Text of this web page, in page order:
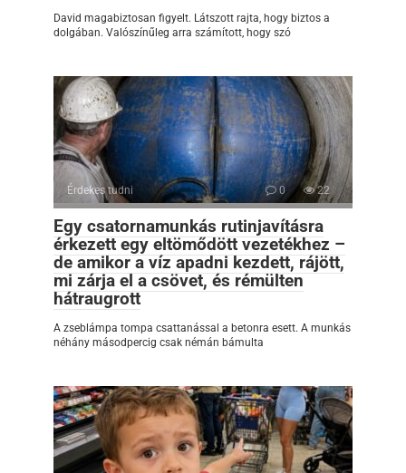
David magabiztosan figyelt. Látszott rajta, hogy biztos a
dolgában. Valószínűleg arra számított, hogy szó
Érdekes tudni 0 22
Egy csatornamunkás rutinjavításra
érkezett egy eltömődött vezetékhez –
de amikor a víz apadni kezdett, rájött,
mi zárja el a csövet, és rémülten
hátraugrott
A zseblámpa tompa csattanással a betonra esett. A munkás
néhány másodpercig csak némán bámulta